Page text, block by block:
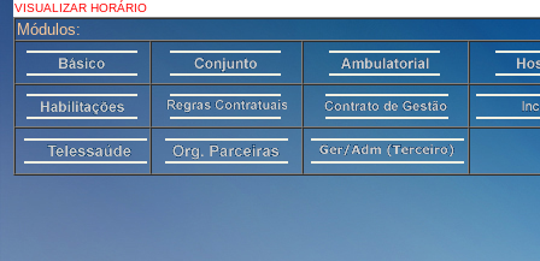
VISUALIZAR HORÁRIO
Módulos: